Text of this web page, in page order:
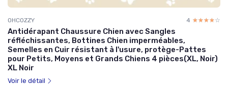
OHCOZZY 4 ☆☆☆☆☆
★★★★★
Antidérapant Chaussure Chien avec Sangles
réfléchissantes, Bottines Chien imperméables,
Semelles en Cuir résistant à l'usure, protège-Pattes
pour Petits, Moyens et Grands Chiens 4 pièces(XL, Noir)
XL Noir
Voir le détail